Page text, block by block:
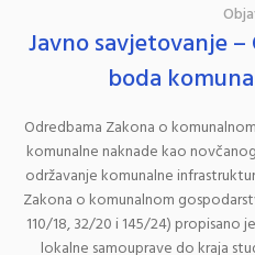
Javno savjetovanje
boda
Odredbama Zakona o
komunalne naknade kao
održavanje komunalne
Zakona o komunalnom
110/18, 32/20 i 145/24)
lokalne samouprave do kraja